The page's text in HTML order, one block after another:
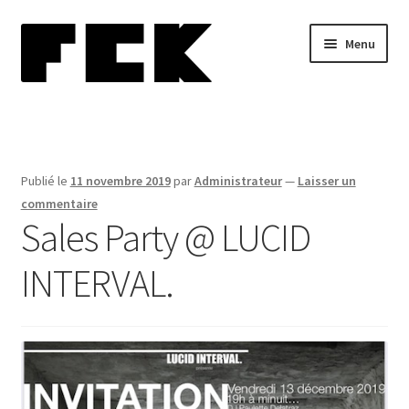
la
contenu
Menu
Blog
Performances
Collections
menu
enfant
Presse
Contact
Ouvrir
Publié le 11 novembre 2019parAdministrateur— Laisser un
commentaire
Sales Party @ LUCID
INTERVAL.